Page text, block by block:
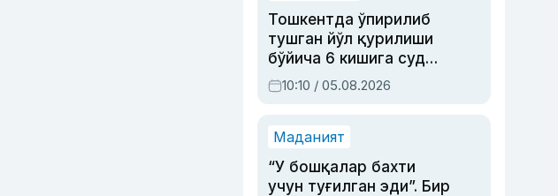
Тошкентда ўпирилиб
тушган йўл қурилиши
бўйича 6 кишига суд
ҳукми ўқилди
10:10 / 05.08.2026
Маданият
“У бошқалар бахти
учун туғилган эди”. Бир